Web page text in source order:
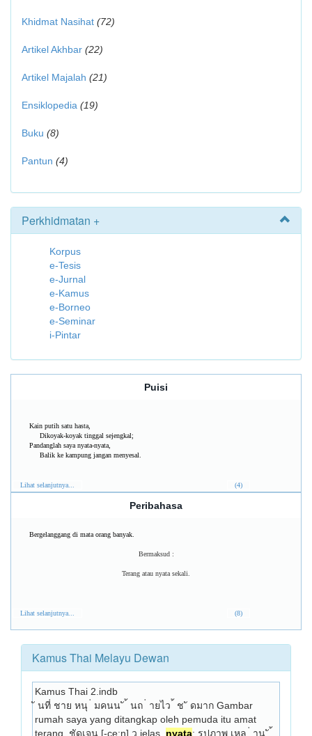
Khidmat Nasihat (72)
Artikel Akhbar (22)
Artikel Majalah (21)
Ensiklopedia (19)
Buku (8)
Pantun (4)
Perkhidmatan +
Korpus
e-Tesis
e-Jurnal
e-Kamus
e-Borneo
e-Seminar
i-Pintar
Puisi
Kain putih satu hasta,
Dikoyak-koyak tinggal sejengkal;
Pandanglah saya nyata-nyata,
Balik ke kampung jangan menyesal.
Lihat selanjutnya... (4)
Peribahasa
Bergelanggang di mata orang banyak.
Bermaksud :
Terang atau nyata sekali.
Lihat selanjutnya... (8)
Kamus Thai Melayu Dewan
Kamus Thai 2.indb
ั นที่ ชาย หนุ ่ มคนน ั ้ นถ ่ ายไว ้ ช ั ดมาก Gambar
rumah saya yang ditangkap oleh pemuda itu amat
terang. ชัดเจน [-ce:n] ว jelas, nyata: รูปภาพ เหล ่ าน ั